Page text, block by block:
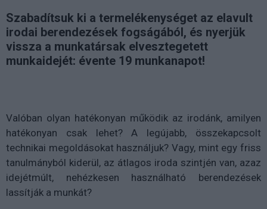
Szabadítsuk ki a termelékenységet az elavult
irodai berendezések fogságából, és nyerjük
vissza a munkatársak elvesztegetett
munkaidejét: évente 19 munkanapot!
Valóban olyan hatékonyan működik az irodánk, amilyen
hatékonyan csak lehet? A legújabb, összekapcsolt
technikai megoldásokat használjuk? Vagy, mint egy friss
tanulmányból kiderül, az átlagos iroda szintjén van, azaz
idejétmúlt, nehézkesen használható berendezések
lassítják a munkát?